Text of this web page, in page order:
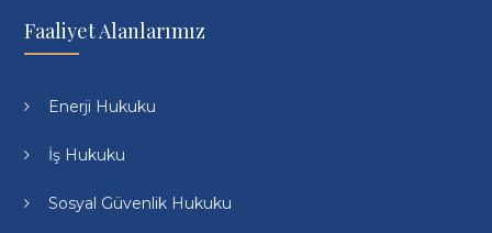
Faaliyet Alanlarımız
Enerji Hukuku
İş Hukuku
Sosyal Güvenlik Hukuku